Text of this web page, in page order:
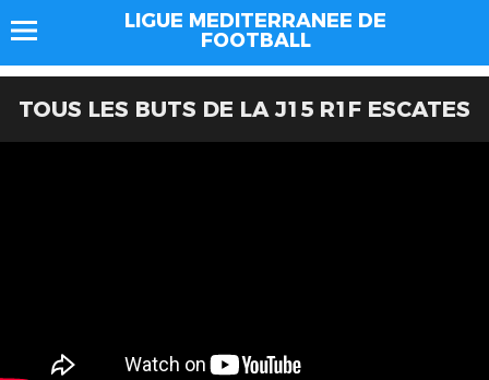
LIGUE MEDITERRANEE DE
FOOTBALL
TOUS LES BUTS DE LA J15 R1F ESCATES